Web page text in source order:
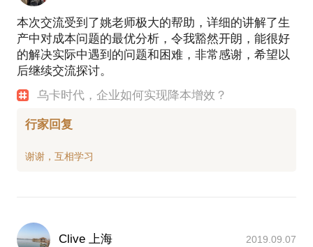
本次交流受到了姚老师极大的帮助，详细的讲解了生
产中对成本问题的最优分析，令我豁然开朗，能很好
的解决实际中遇到的问题和困难，非常感谢，希望以
后继续交流探讨。
乌卡时代，企业如何实现降本增效？
行家回复
Clive 上海 2019.09.07